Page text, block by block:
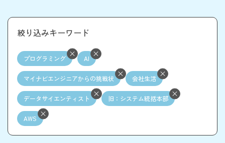
絞り込みキーワード
プログラミング AI
マイナビエンジニアからの挑戦状 会社生活
データサイエンティスト 旧：システム統括本部
AWS